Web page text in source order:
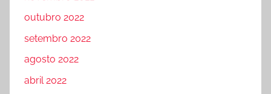
outubro 2022
setembro 2022
agosto 2022
abril 2022